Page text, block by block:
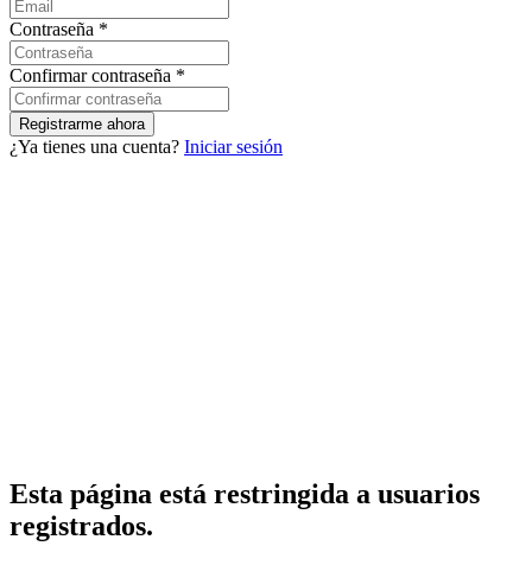
Contraseña *
Confirmar contraseña *
¿Ya tienes una cuenta? Iniciar sesión
Esta página está restringida a usuarios
registrados.